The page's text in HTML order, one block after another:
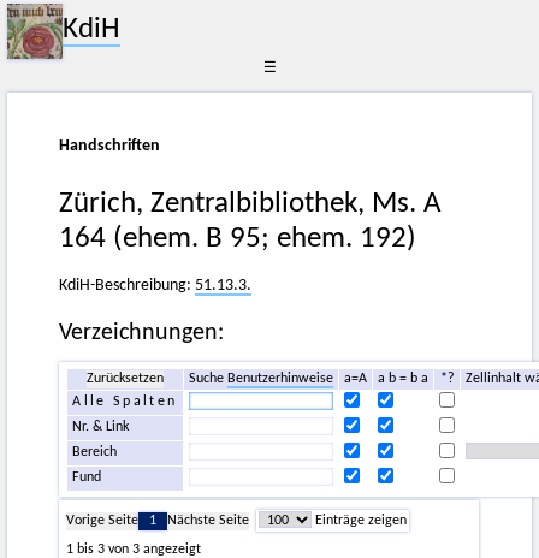
KdiH
☰
Handschriften
Zürich, Zentralbibliothek, Ms. A
164 (ehem. B 95; ehem. 192)
KdiH-Beschreibung: 51.13.3.
Verzeichnungen:
Zurücksetzen Suche Benutzerhinweise a=A a b = b a *?
Zellinhalt
Alle Spalten
Nr. & Link
Bereich
Fund
Vorige Seite 1 Nächste Seite
Einträge zeigen
1 bis 3 von 3 angezeigt